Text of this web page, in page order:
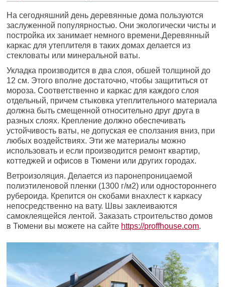
На сегодняшний день деревянные дома пользуются
заслуженной популярностью. Они экологически чисты и
постройка их занимает немного времени.Деревянный
каркас для утеплителя в таких домах делается из
стекловаты или минеральной ваты.
Укладка производится в два слоя, обшей толщиной до
12 см. Этого вполне достаточно, чтобы защититься от
мороза. Соответственно и каркас для каждого слоя
отдельный, причем стыковка утеплительного материала
должна быть смещенной относительно друг друга в
разных слоях. Крепление должно обеспечивать
устойчивость ваты, не допуская ее сползания вниз, при
любых воздействиях. Эти же материалы можно
использовать и если производится ремонт квартир,
коттеджей и офисов в Тюмени или других городах.
Ветроизоляция. Делается из паронепроницаемой
полиэтиленовой пленки (1300 г/м2) или одностороннего
рубероида. Крепится он скобами внахлест к каркасу
непосредственно на вату. Швы заклеиваются
самоклеящейся лентой. Заказать строительство домов
в Тюмени вы можете на сайте https://proffhouse.com.